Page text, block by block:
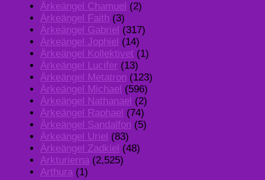
Ärkeängel Chamuel (2)
Ärkeängel Faith (3)
Ärkeängel Gabriel (317)
Ärkeängel Jophiel (14)
Ärkeängel Kollektivet (1)
Ärkeängel Lucifer (13)
Ärkeängel Metatron (123)
Ärkeängel Michael (596)
Ärkeängel Nathanael (2)
Ärkeängel Raphael (74)
Ärkeängel Sandalfon (5)
Ärkeängel Uriel (83)
Ärkeängel Zadkiel (48)
Arkturierna (2,525)
Arthura (1)